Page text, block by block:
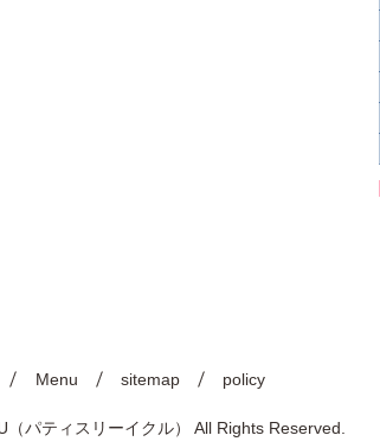
Menu sitemap policy
パティスリーイクル） All Rights Reserved.